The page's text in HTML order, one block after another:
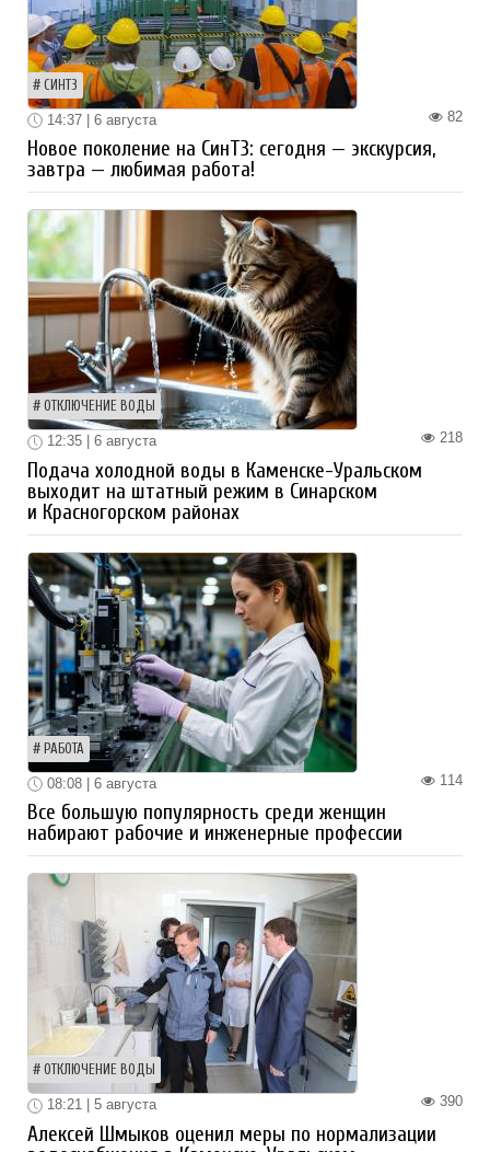
СИНТЗ
82
14:37 | 6 августа
Новое поколение на СинТЗ: сегодня — экскурсия,
завтра — любимая работа!
ОТКЛЮЧЕНИЕ ВОДЫ
218
12:35 | 6 августа
Подача холодной воды в Каменске-Уральском
выходит на штатный режим в Синарском
и Красногорском районах
РАБОТА
114
08:08 | 6 августа
Все большую популярность среди женщин
набирают рабочие и инженерные профессии
ОТКЛЮЧЕНИЕ ВОДЫ
390
18:21 | 5 августа
Алексей Шмыков оценил меры по нормализации